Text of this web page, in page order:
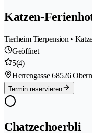
Katzen-
Tierheim Tierpension •
Geöffnet
5(4)
Herrengasse 68526
Termin reservieren
Chatzechoerbli